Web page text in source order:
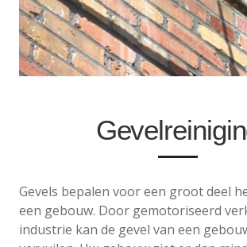
Gevels bepalen voor een groot deel
een gebouw. Door gemotoriseerd
industrie kan de gevel van een